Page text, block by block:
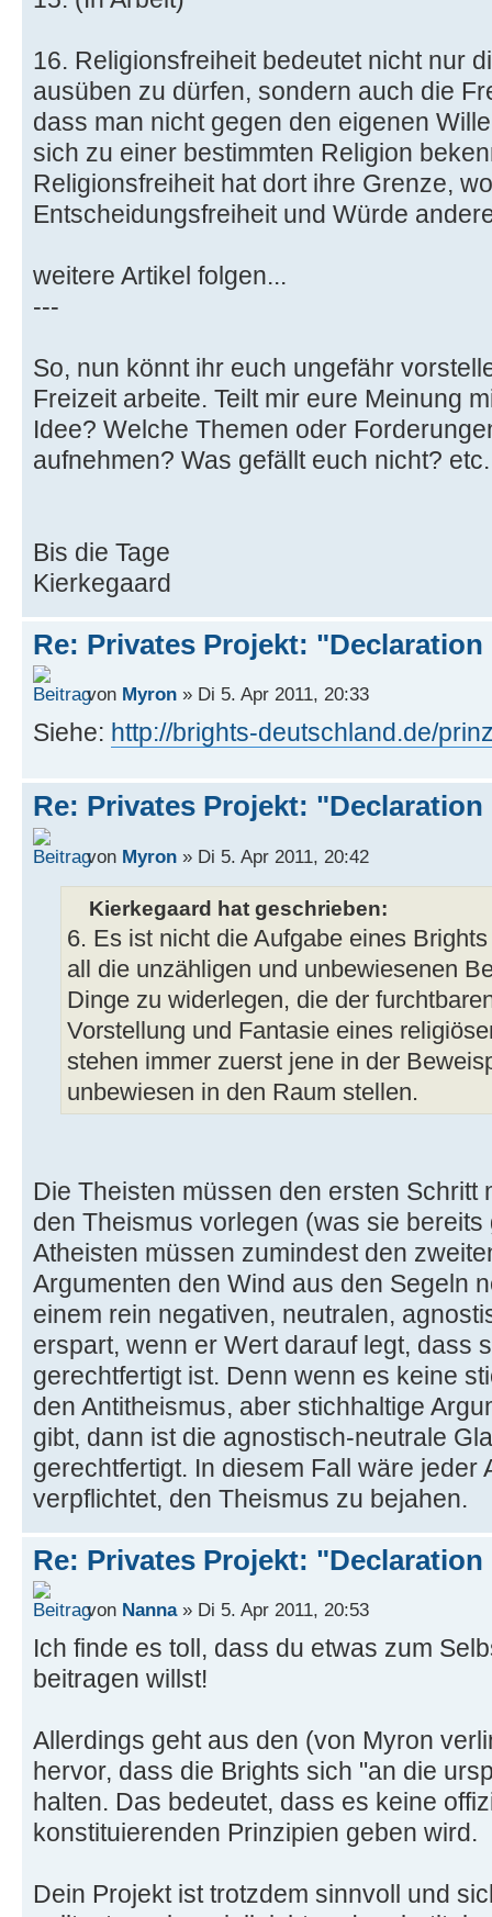
16. Religionsfreiheit bedeutet nicht nur
ausüben zu dürfen, sondern auch die
dass man nicht gegen den eigenen
sich zu einer bestimmten Religion
Religionsfreiheit hat dort ihre Grenze,
Entscheidungsfreiheit und Würde
weitere Artikel folgen...
---
So, nun könnt ihr euch ungefähr
Freizeit arbeite. Teilt mir eure Meinung
Idee? Welche Themen oder
aufnehmen? Was gefällt euch nicht? etc.
Bis die Tage
Kierkegaard
Re: Privates Projekt:
von Myron » Di 5. Apr 2011, 20:33
Siehe: http://brights-deutschland.de/
Re: Privates Projekt:
von Myron » Di 5. Apr 2011, 20:42
Kierkegaard hat geschrieben:
6. Es ist nicht die Aufgabe eines
all die unzähligen und unbewiesenen
Dinge zu widerlegen, die der
Vorstellung und Fantasie eines
stehen immer zuerst jene in der
unbewiesen in den Raum stellen.
Die Theisten müssen den ersten Schritt
den Theismus vorlegen (was sie
Atheisten müssen zumindest den
Argumenten den Wind aus den Segeln
einem rein negativen, neutralen,
erspart, wenn er Wert darauf legt, dass
gerechtfertigt ist. Denn wenn es keine
den Antitheismus, aber stichhaltige
gibt, dann ist die agnostisch-neutrale
gerechtfertigt. In diesem Fall wäre jeder
verpflichtet, den Theismus zu bejahen.
Re: Privates Projekt:
von Nanna» Di 5. Apr 2011, 20:53
Ich finde es toll, dass du etwas zum
beitragen willst!
Allerdings geht aus den (von Myron
hervor, dass die Brights sich "an die
halten. Das bedeutet, dass es keine
konstituierenden Prinzipien geben wird.
Dein Projekt ist trotzdem sinnvoll und